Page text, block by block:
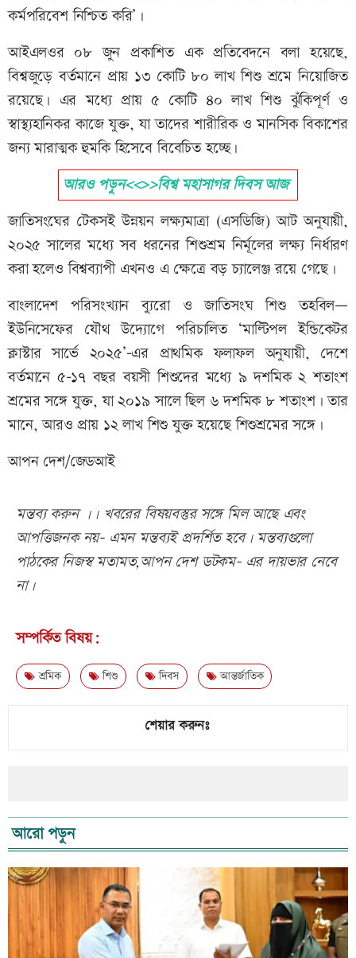
কর্মপরিবেশ নিশ্চিত করি’।
আইএলওর ০৮ জুন প্রকাশিত এক প্রতিবেদনে বলা হয়েছে,
বিশ্বজুড়ে বর্তমানে প্রায় ১৩ কোটি ৮০ লাখ শিশু শ্রমে নিয়োজিত
রয়েছে। এর মধ্যে প্রায় ৫ কোটি ৪০ লাখ শিশু ঝুঁকিপূর্ণ ও
স্বাস্থ্যহানিকর কাজে যুক্ত, যা তাদের শারীরিক ও মানসিক বিকাশের
জন্য মারাত্মক হুমকি হিসেবে বিবেচিত হচ্ছে।
আরও পড়ুন<<>>বিশ্ব মহাসাগর দিবস আজ
জাতিসংঘের টেকসই উন্নয়ন লক্ষ্যমাত্রা (এসডিজি) আট অনুযায়ী,
২০২৫ সালের মধ্যে সব ধরনের শিশুশ্রম নির্মূলের লক্ষ্য নির্ধারণ
করা হলেও বিশ্বব্যাপী এখনও এ ক্ষেত্রে বড় চ্যালেঞ্জ রয়ে গেছে।
‎বাংলাদেশ পরিসংখ্যান ব্যুরো ও জাতিসংঘ শিশু তহবিল—
ইউনিসেফের যৌথ উদ্যোগে পরিচালিত ‘মাল্টিপল ইন্ডিকেটর
ক্লাস্টার সার্ভে ২০২৫’-এর প্রাথমিক ফলাফল অনুযায়ী, দেশে
বর্তমানে ৫-১৭ বছর বয়সী শিশুদের মধ্যে ৯ দশমিক ২ শতাংশ
শ্রমের সঙ্গে যুক্ত, যা ২০১৯ সালে ছিল ৬ দশমিক ৮ শতাংশ। তার
মানে, আরও প্রায় ১২ লাখ শিশু যুক্ত হয়েছে শিশুশ্রমের সঙ্গে।
আপন দেশ/জেডআই
মন্তব্য করুন ।। খবরের বিষয়বস্তুর সঙ্গে মিল আছে এবং
আপত্তিজনক নয়- এমন মন্তব্যই প্রদর্শিত হবে। মন্তব্যগুলো
পাঠকের নিজস্ব মতামত,আপন দেশ ডটকম- এর দায়ভার নেবে
না।
সম্পর্কিত বিষয়:
শ্রমিক শিশু দিবস আন্তর্জাতিক
শেয়ার করুনঃ
আরো পড়ুন